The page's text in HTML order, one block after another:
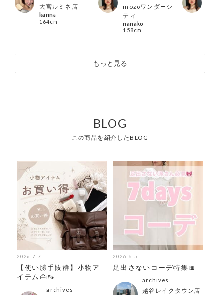
大宮ルミネ店
kanna
164cm
mozoワンダーシ
ティ
nanako
158cm
もっと見る
BLOG
この商品を紹介したBLOG
2026-7-7
【使い勝手抜群】小物ア
イテム👜👡
archives
2026-6-5
足出さないコーデ特集🎀
archives
越谷レイクタウン店